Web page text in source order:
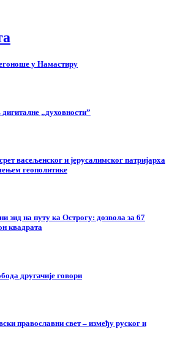
у Намастиру
„духовности”
васељенског и јерусалимског патријарха
геополитике
зид на путу ка Острогу: дозвола за 67
квадрата
другачије говори
православни свет – између руског и